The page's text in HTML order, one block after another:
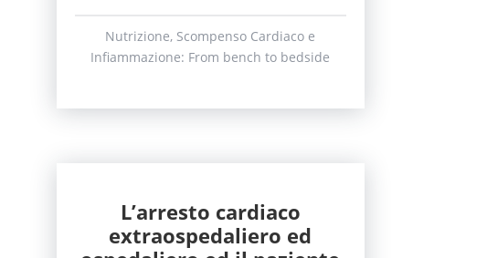
Nutrizione, Scompenso Cardiaco e
Infiammazione: From bench to bedside
L’arresto cardiaco
extraospedaliero ed